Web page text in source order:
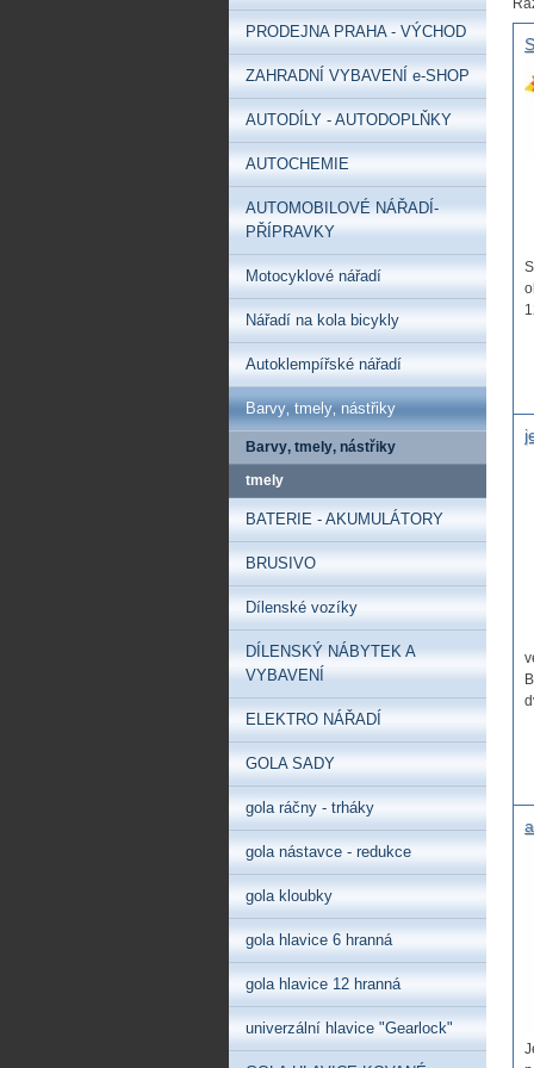
PRODEJNA PRAHA - VÝCHOD
ZAHRADNÍ VYBAVENÍ e-SHOP
AUTODÍLY - AUTODOPLŇKY
AUTOCHEMIE
AUTOMOBILOVÉ NÁŘADÍ-
PŘÍPRAVKY
Motocyklové nářadí
Nářadí na kola bicykly
Autoklempířské nářadí
Barvy‚ tmely‚ nástřiky
Barvy‚ tmely‚ nástřiky
tmely
BATERIE - AKUMULÁTORY
BRUSIVO
Dílenské vozíky
DÍLENSKÝ NÁBYTEK A
VYBAVENÍ
ELEKTRO NÁŘADÍ
GOLA SADY
gola ráčny - trháky
gola nástavce - redukce
gola kloubky
gola hlavice 6 hranná
gola hlavice 12 hranná
univerzální hlavice "Gearlock"